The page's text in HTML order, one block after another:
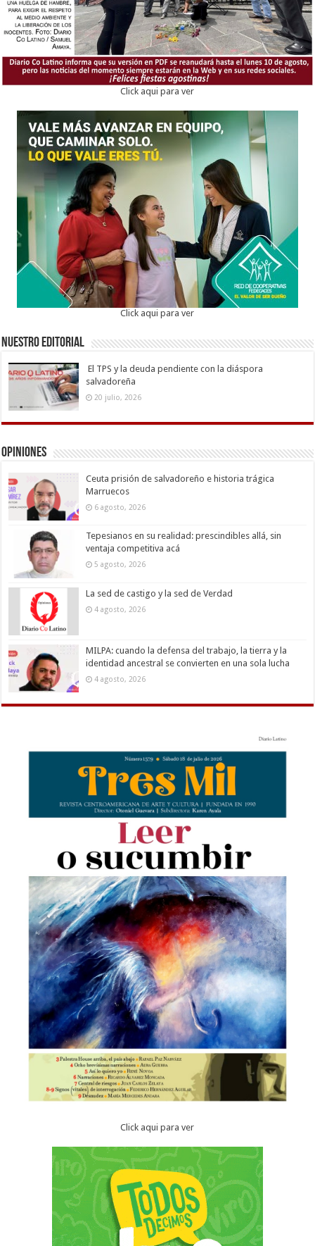
Click aqui para ver
Click aqui para ver
Nuestro Editorial
El TPS y la deuda pendiente con la diáspora
salvadoreña
20 julio, 2026
Opiniones
Ceuta prisión de salvadoreño e historia trágica
Marruecos
6 agosto, 2026
Tepesianos en su realidad: prescindibles allá, sin
ventaja competitiva acá
5 agosto, 2026
La sed de castigo y la sed de Verdad
4 agosto, 2026
MILPA: cuando la defensa del trabajo, la tierra y la
identidad ancestral se convierten en una sola lucha
4 agosto, 2026
Click aqui para ver